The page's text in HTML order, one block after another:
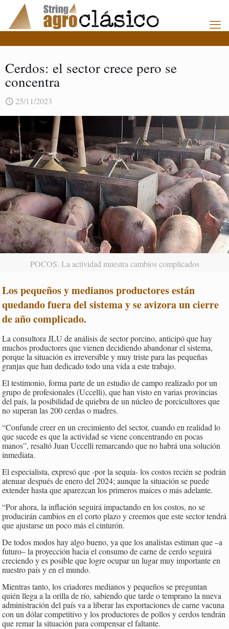
Cerdos: el sector crece pero se
concentra
25/11/2023
POCOS. La actividad muestra cambios complicados
Los pequeños y medianos productores están
quedando fuera del sistema y se avizora un cierre
de año complicado.
La consultora JLU de análisis de sector porcino, anticipó que hay
muchos productores que vienen decidiendo abandonar el sistema,
porque la situación es irreversible y muy triste para las pequeñas
granjas que han dedicado todo una vida a este trabajo.
El testimonio, forma parte de un estudio de campo realizado por un
grupo de profesionales (Uccelli), que han visto en varias provincias
del país, la posibilidad de quiebra de un núcleo de porcicultores que
no superan las 200 cerdas o madres.
“Confunde creer en un crecimiento del sector, cuando en realidad lo
que sucede es que la actividad se viene concentrando en pocas
manos”, resaltó Juan Uccelli remarcando que no habrá una solución
inmediata.
El especialista, expresó que -por la sequía- los costos recién se podrán
atenuar después de enero del 2024; aunque la situación se puede
extender hasta que aparezcan los primeros maíces o más adelante.
“Por ahora, la inflación seguirá impactando en los costos, no se
producirán cambios en el corto plazo y creemos que este sector tendrá
que ajustarse un poco más el cinturón.
De todos modos hay algo bueno, ya que los analistas estiman que –a
futuro– la proyección hacia el consumo de carne de cerdo seguirá
creciendo y es posible que logre ocupar un lugar muy importante en
nuestro país y en el mundo.
Mientras tanto, los criadores medianos y pequeños se preguntan
quién llega a la orilla de río, sabiendo que tarde o temprano la nueva
administración del país va a liberar las exportaciones de carne vacuna
con un dólar competitivo y los productores de pollos y cerdos tendrán
que remar la situación para compensar el faltante.